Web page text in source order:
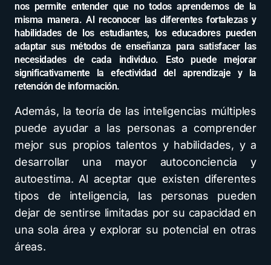
nos permite entender que no todos aprendemos de la
misma manera. Al reconocer las diferentes fortalezas y
habilidades de los estudiantes, los educadores pueden
adaptar sus métodos de enseñanza para satisfacer las
necesidades de cada individuo. Esto puede mejorar
significativamente la efectividad del aprendizaje y la
retención de información.
Además, la teoría de las inteligencias múltiples
puede ayudar a las personas a comprender
mejor sus propios talentos y habilidades, y a
desarrollar una mayor autoconciencia y
autoestima. Al aceptar que existen diferentes
tipos de inteligencia, las personas pueden
dejar de sentirse limitadas por su capacidad en
una sola área y explorar su potencial en otras
áreas.